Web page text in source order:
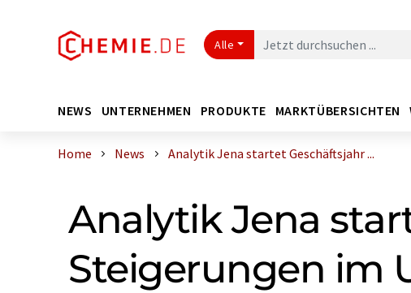
Alle
NEWS UNTERNEHMEN PRODUKTE MARKTÜBERSICHTEN
Home News Analytik Jena startet Geschäftsjahr ...
Analytik Jena
Steigerungen im